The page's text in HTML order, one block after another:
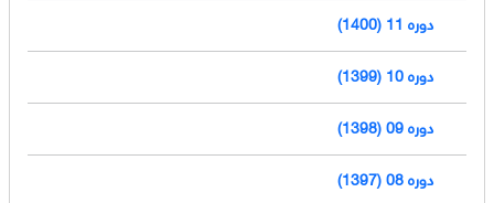
دوره 11 (1400)
دوره 10 (1399)
دوره 09 (1398)
دوره 08 (1397)